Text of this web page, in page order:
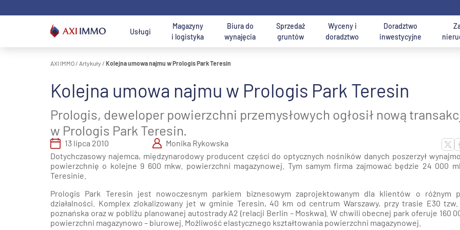
do
Usługi
Usługi AXI IMMO
Usługi
konsultingowe
Usługi
transakcyjne
Obsługa
nieruchomości
Usługi doradztwa i
pośrednictwa AXI IMMO
Usługi dla najemców i
kupujących
wyszukiwarka ofert
Usługi dla właścicieli i
Magazyny
i logistyka
Magazyny i hale
do wynajęcia
Magazyny na
sprzedaż
Usługi działu
pow.
logistycznych i
produkcyjnych
AXI IMMO
Na wynajem magazyny i hale
Wyszukiwarka: Magazyny i hale na
Warszawa i okolice
Łódź i okolice
Powierzchnia hali
od 1 000 mkw.
od 3 000 mkw.
Biura do
wynajęcia
Wyszukaj
najlepsze biuro
Biuro do wynajęcia
Warszawa
Biura do wynajęcia
Warszawa Centrum
Poznaj nas - Eksperci ds.
reprezentacja najemcy
Sprzedaż
gruntów
Działki na
sprzedaż
Usługi działu
gruntów
inwestycyjnych
Poznaj nas -
sprzedaży
terenów
inwestycyjnych
Lokalizacja
Szukaj nieruchomości
Rejon Warszawy
Północna Polska
Południowa i zachodnia Polska
Powierzchnia
do 5 ha
od 5 do 10 ha
Wyceny i
doradztwo
Doradztwo
inwestycyjne
AXI IMMO / Artykuły / Kolejna umowa najmu w Prologis Park Teresin
Kolejna umowa najmu w Prologis Park Teresin
Prologis, deweloper powierzchni przemysłowych ogłosił nową
w Prologis Park Teresin.
13 lipca 2010
Monika Rykowska
Dotychczasowy najemca, międzynarodowy producent części do optycznych nośników danych poszerzył
powierzchnię o kolejne 9 600 mkw. powierzchni magazynowej. Tym samym firma zajmować będzie 24 000
Teresinie.
Prologis Park Teresin jest nowoczesnym parkiem biznesowym zaprojektowanym dla klientów o różnym
działalności. Komplex zlokalizowany jet w gminie Teresin, 40 km od centrum Warszawy, przy trasie E30
poznańska oraz w pobliżu planowanej autostrady A2 (relacji Berlin – Moskwa). W chwili obecnej park oferuje 160
powierzchni magazynowo – biurowej. Możliwość elastycznego kształtowania powierzchni magazynowej.